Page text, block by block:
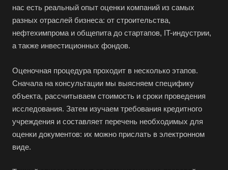
нас есть реальный опыт оценки компаний из самых
разных отраслей бизнеса: от строительства,
нефтехимпрома и общепита до стартапов, IT-индустрии,
а также инвестиционных фондов.
Оценочная процедура проходит в несколько этапов.
Сначала на консультации мы выясняем специфику
объекта, рассчитываем стоимость и сроки проведения
исследования. Затем изучаем требования кредитного
учреждения и составляет перечень необходимых для
оценки документов: их можно прислать в электронном
виде.
Алушта
Альметьевск
Анапа
Анжеро-Судженск
Апатиты
Апрелевка
Арамиль
Арзамас
Архангельск
Асбест